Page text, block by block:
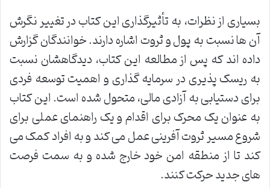
بسیاری از نظرات، به تأثیرگذاری این کتاب در تغییر نگرش
آن ها نسبت به پول و ثروت اشاره دارند. خوانندگان گزارش
داده اند که پس از مطالعه این کتاب، دیدگاهشان نسبت
به ریسک پذیری در سرمایه گذاری و اهمیت توسعه فردی
برای دستیابی به آزادی مالی، متحول شده است. این کتاب
به عنوان یک محرک برای اقدام و یک راهنمای عملی برای
شروع مسیر ثروت آفرینی عمل می کند و به افراد کمک می
کند تا از منطقه امن خود خارج شده و به سمت فرصت
های جدید حرکت کنند.